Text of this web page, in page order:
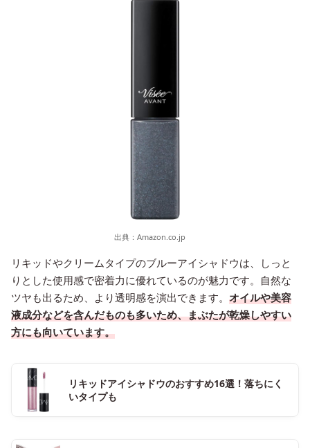
出典： Amazon.co.jp
リキッドやクリームタイプのブルーアイシャドウは、しっと
りとした使用感で密着力に優れているのが魅力です。自然な
ツヤも出るため、より透明感を演出できます。 オイルや美容
液成分などを含んだものも多いため、まぶたが乾燥しやすい
方にも向いています。
リキッドアイシャドウのおすすめ16選！落ちにく
いタイプも